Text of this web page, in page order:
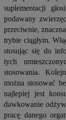
suplementacji
podawany
przeciwnie,
trybie ciągłym.
stosując się do
tych
stosowania.
można stosować
najlepiej jest
dawkowanie
pracę danego